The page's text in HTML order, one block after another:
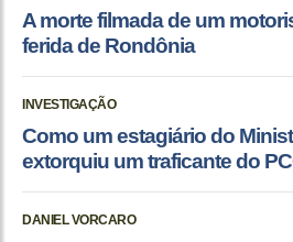
A morte filmada de um
ferida de Rondônia
INVESTIGAÇÃO
Como um estagiário do
extorquiu um traficante do
DANIEL VORCARO